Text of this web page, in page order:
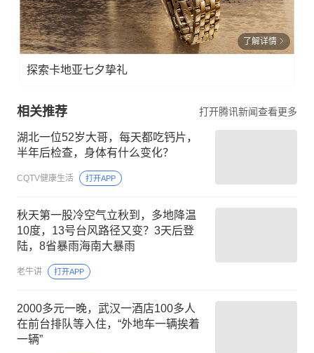
了解详情
探索卡地亚七夕挚礼
相关推荐 打开腾讯新闻查看更多
湖北一位52岁大哥，每天都吃钙片，
半年后检查，身体有什么变化？
CQTV健康生活 打开APP
秋天第一股冷空气立秋到，多地降温
10度，13号台风路径又变？3天后登
陆，8省暴雨海南大暴雨
老牛讲 打开APP
2000多元一晚，武汉一酒店100多人
在前台排队等入住，“外地车一辆挨着
一辆”